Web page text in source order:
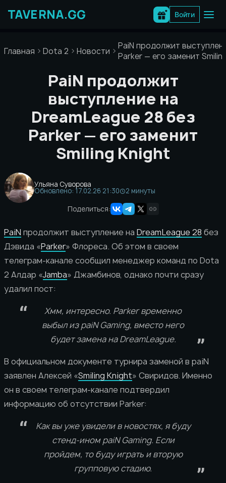
содержимому
Войти
Главная Dota 2 Новости
PaiN продолжит
Parker — его заменит
PaiN продолжит
выступление на
DreamLeague 28 без
Parker — его заменит
Smiling Knight
Ульяна Суворова
Обновлено: 17.02.26 21:30
2 минуты
Поделиться:
PaiN продолжит выступление на DreamLeague 28 без
Дэвида «Parker» Флореса. Об этом в своем
телеграм-канале сообщил менеджер команд по Dota
2 Алдар «Jamba» Джамбинов, однако почти сразу
удалил пост:
Хмм, интересно. Parker временно
выбыл из paiN Gaming, вместо него
будет замена на DreamLeague.
В официальном документе турнира заменой в paiN
заявлен Алексей «Smiling Knight» Свиридов. Именно
он в своем телеграм-канале подтвердил
информацию об отсутствии Parker:
Как вы уже увидели в новостях, я буду
стенд-ином paiN Gaming. Если
пройдем, то буду играть и вторую
групповую стадию.